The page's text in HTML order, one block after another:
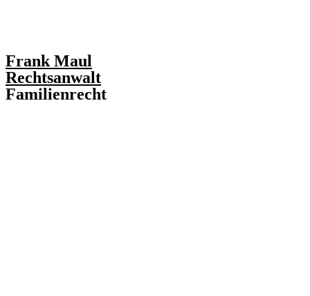
Frank Maul
Rechtsanwalt
Familienrecht